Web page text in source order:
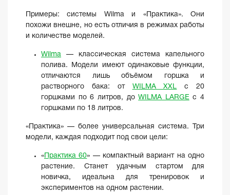
Примеры: системы Wilma и «Практика». Они
похожи внешне, но есть отличия в режимах работы
и количестве моделей.
Wilma — классическая система капельного
полива. Модели имеют одинаковые функции,
отличаются лишь объёмом горшка и
растворного бака: от WILMA XXL с 20
горшками по 6 литров, доWILMA LARGE с 4
горшками по 18 литров.
«Практика» — более универсальная система. Три
модели, каждая подходит под свои цели:
«Практика 60» — компактный вариант на одно
растение. Станет удачным стартом для
новичка, идеальна для тренировок и
экспериментов на одном растении.